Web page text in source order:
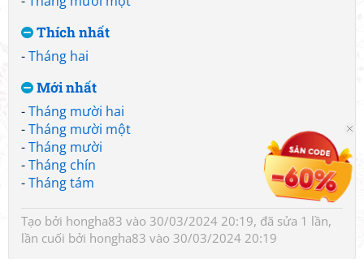
Thích nhất
-Tháng hai
Mới nhất
-Tháng mười hai
-Tháng mười một
-Tháng mười
-Tháng chín
-Tháng tám
Tạo bởi hongha83 vào 30/03/2024 20:19, đã sửa 1 lần,
lần cuối bởi hongha83 vào 30/03/2024 20:19